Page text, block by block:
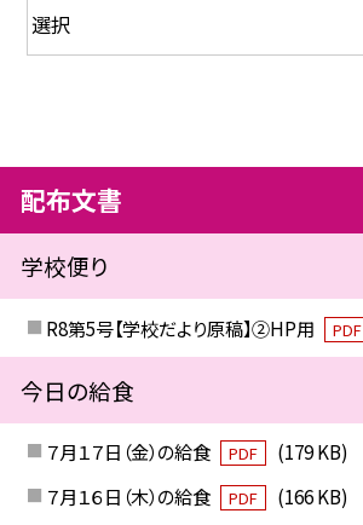
配布文書
学校便り
R8第5号【学校だより原稿】②HP用 PDF
今日の給食
７月１７日（金）の給食 PDF
(179 KB)
７月１６日（木）の給食
PDF
(166 KB)